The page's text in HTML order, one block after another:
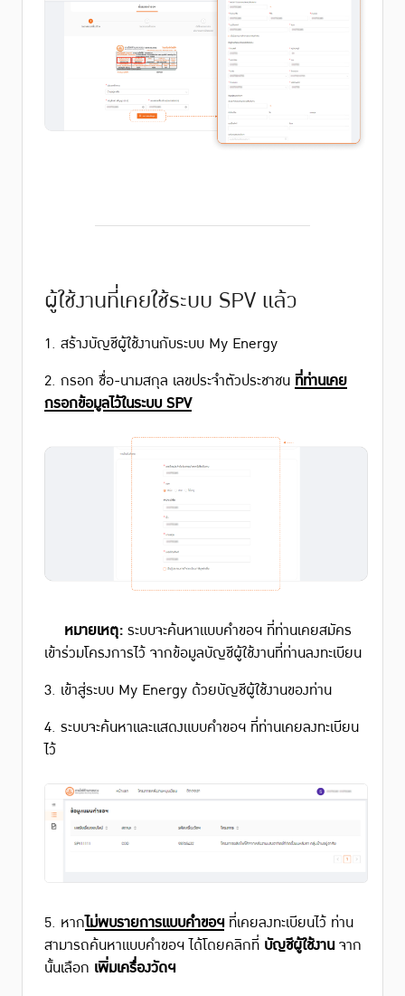
ผู้ใช้งานที่เคยใช้ระบบ SPV แล้ว
1. สร้างบัญชีผู้ใช้งานกับระบบ My Energy
2. กรอก ชื่อ-นามสกุล เลขประจำตัวประชาชน ที่ท่านเคย
กรอกข้อมูลไว้ในระบบ SPV
หมายเหตุ: ระบบจะค้นหาแบบคำขอฯ ที่ท่านเคยสมัคร
เข้าร่วมโครงการไว้ จากข้อมูลบัญชีผู้ใช้งานที่ท่านลงทะเบียน
3. เข้าสู่ระบบ My Energy ด้วยบัญชีผู้ใช้งานของท่าน
4. ระบบจะค้นหาและแสดงแบบคำขอฯ ที่ท่านเคยลงทะเบียน
ไว้
5. หากไม่พบรายการแบบคำขอฯ ที่เคยลงทะเบียนไว้ ท่าน
สามารถค้นหาแบบคำขอฯ ได้โดยคลิกที่ บัญชีผู้ใช้งานจาก
นั้นเลือก เพิ่มเครื่องวัดฯ